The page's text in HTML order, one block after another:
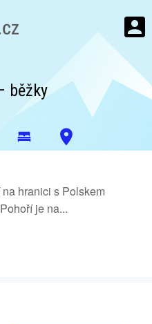
běžky
hranici s Polskem
je na...